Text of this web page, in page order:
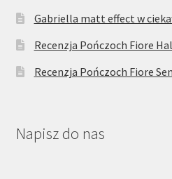
Gabriella matt effect w
Recenzja Pończoch Fiore
Recenzja Pończoch Fiore
Napisz do nas